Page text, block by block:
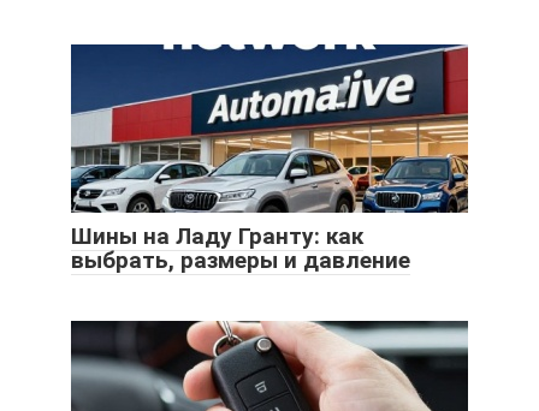
Шины на Ладу Гранту: как
выбрать, размеры и давление